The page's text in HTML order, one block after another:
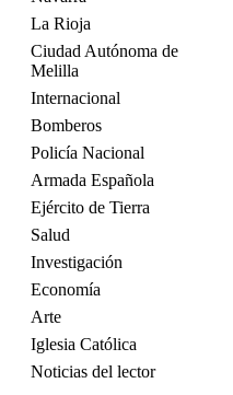
La Rioja
Ciudad Autónoma de
Melilla
Internacional
Bomberos
Policía Nacional
Armada Española
Ejército de Tierra
Salud
Investigación
Economía
Arte
Iglesia Católica
Noticias del lector